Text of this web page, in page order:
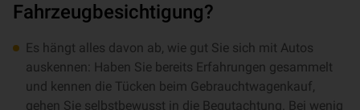
Fahrzeugbesichtigung?
Es hängt alles davon ab, wie gut Sie sich mit Autos
auskennen: Haben Sie bereits Erfahrungen gesammelt
und kennen die Tücken beim Gebrauchtwagenkauf,
gehen Sie selbstbewusst in die Begutachtung. Bei wenig